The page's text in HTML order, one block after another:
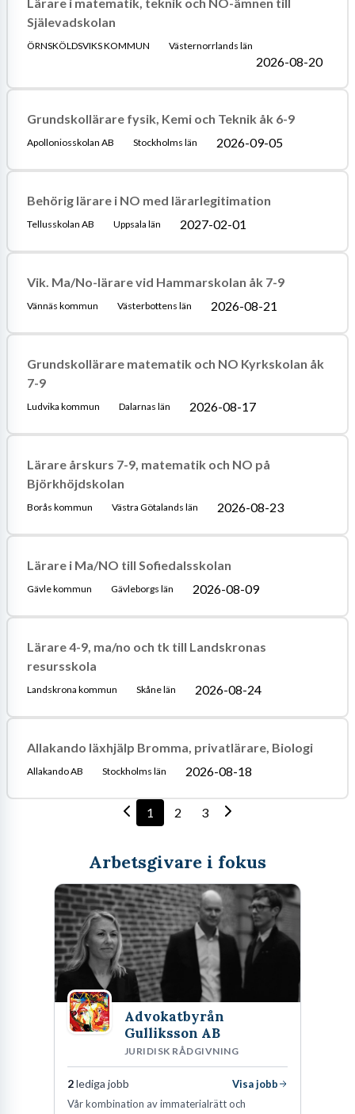
Själevadskolan
ÖRNSKÖLDSVIKS KOMMUN Västernorrlands län
2026-08-20
Grundskollärare fysik, Kemi och Teknik åk 6-9
Apolloniosskolan AB Stockholms län 2026-09-05
Behörig lärare i NO med lärarlegitimation
Tellusskolan AB Uppsala län 2027-02-01
Vik. Ma/No-lärare vid Hammarskolan åk 7-9
Vännäs kommun Västerbottens län 2026-08-21
Grundskollärare matematik och NO Kyrkskolan åk
7-9
Ludvika kommun Dalarnas län 2026-08-17
Lärare årskurs 7-9, matematik och NO på
Björkhöjdskolan
Borås kommun Västra Götalands län 2026-08-23
Lärare i Ma/NO till Sofiedalsskolan
Gävle kommun Gävleborgs län 2026-08-09
Lärare 4-9, ma/no och tk till Landskronas
resursskola
Landskrona kommun Skåne län 2026-08-24
Allakando läxhjälp Bromma, privatlärare, Biologi
Allakando AB Stockholms län 2026-08-18
1 2 3
Arbetsgivare i fokus
Advokatbyrån
Gulliksson AB
JURIDISK RÅDGIVNING
2lediga jobb
Visa jobb
Vår kombination av immaterialrätt och